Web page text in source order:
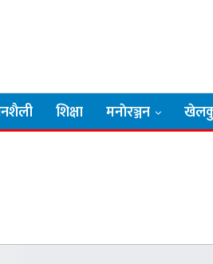
शिक्षा मनाेरञ्जन